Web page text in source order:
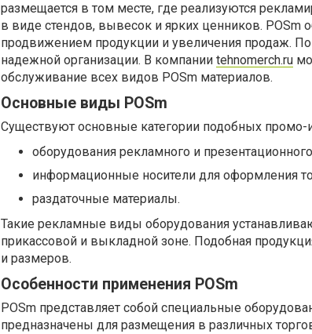
размещается в том месте, где реализуются
в виде стендов, вывесок и ярких ценников.
продвижением продукции и увеличения продаж.
надежной организации. В компании tehnomerch.ru
обслуживание всех видов POSm материалов.
Основные виды POSm
Существуют основные категории подобных промо-
оборудования рекламного и
информационные носители для оформления
раздаточные материалы.
Такие рекламные виды оборудования
прикассовой и выкладной зоне. Подобная
и размеров.
Особенности применения POSm
POSm представляет собой специальные
предназначены для размещения в различных